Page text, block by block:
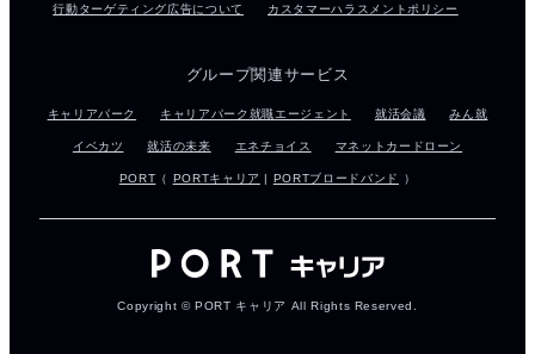
行動ターゲティング広告について カスタマーハラスメントポリシー